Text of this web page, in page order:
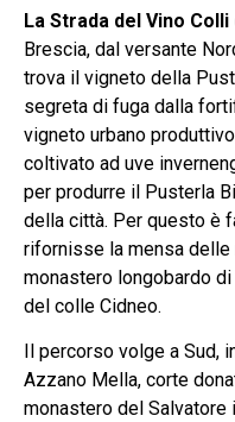
La Strada del Vino
Brescia, dal versante
trova il vigneto della
segreta di fuga dalla
vigneto urbano
coltivato ad uve
per produrre il Pusterla
della città. Per questo è
rifornisse la mensa delle
monastero longobardo
del colle Cidneo.
Il percorso volge a Sud,
Azzano Mella, corte
monastero del Salvatore